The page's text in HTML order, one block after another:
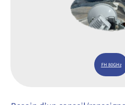
FH 80GHz